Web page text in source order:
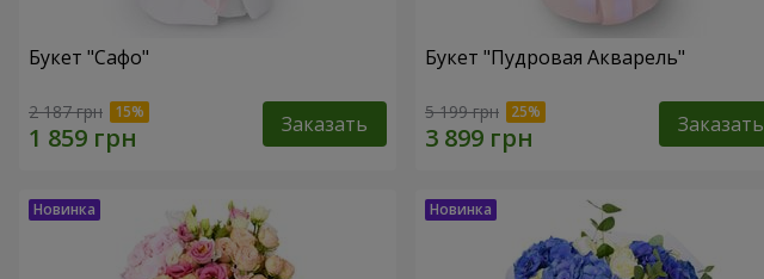
Букет "Сафо"
2 187 грн Заказать
Букет "Пудровая Акварель"
5 199 грн Заказать